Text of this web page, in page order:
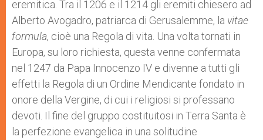
eremitica. Tra il 1206 e il 1214 gli eremiti chiesero ad
Alberto Avogadro, patriarca di Gerusalemme, la vitae
formula, cioè una Regola di vita. Una volta tornati in
Europa, su loro richiesta, questa venne confermata
nel 1247 da Papa Innocenzo IV e divenne a tutti gli
effetti la Regola di un Ordine Mendicante fondato in
onore della Vergine, di cui i religiosi si professano
devoti. Il fine del gruppo costituitosi in Terra Santa è
la perfezione evangelica in una solitudine